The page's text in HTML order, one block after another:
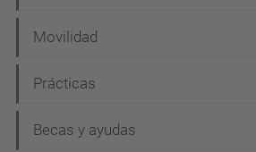
Movilidad
Prácticas
Becas y ayudas